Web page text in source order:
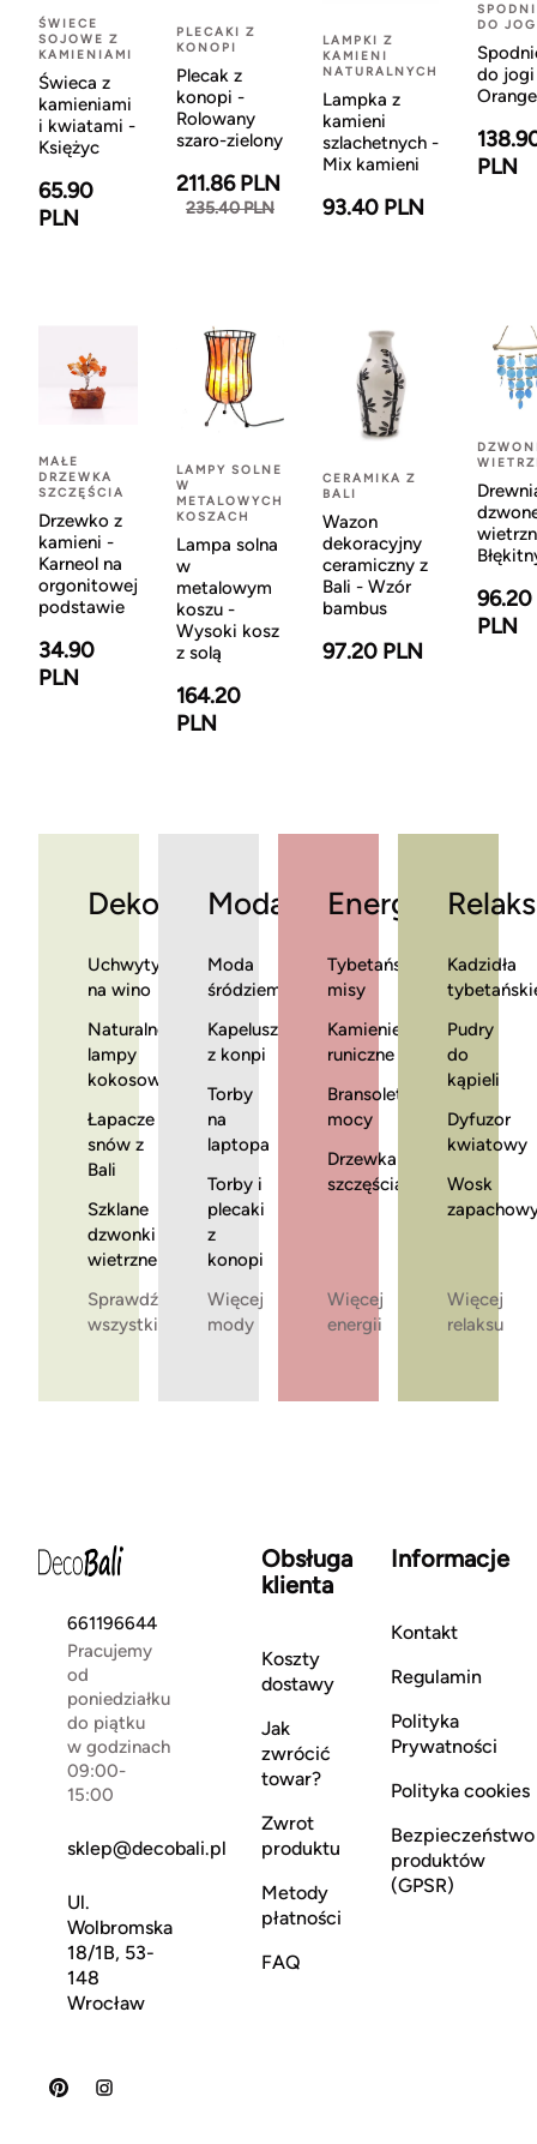
ŚWIECE
SOJOWE Z
KAMIENIAMI
Świeca z
kamieniami
i kwiatami -
Księżyc
65.90
PLN
PLECAKI Z
KONOPI
Plecak z
konopi -
Rolowany
szaro-zielony
211.86 PLN
235.40 PLN
LAMPKI Z
KAMIENI
NATURALNYCH
Lampka z
kamieni
szlachetnych -
Mix kamieni
93.40 PLN
DO
do
Orange
PLN
MAŁE
DRZEWKA
SZCZĘŚCIA
Drzewko z
kamieni -
Karneol na
orgonitowej
podstawie
34.90
PLN
LAMPY SOLNE
W
METALOWYCH
KOSZACH
Lampa solna
w
metalowym
koszu -
Wysoki kosz
z solą
164.20
PLN
CERAMIKA Z
BALI
Wazon
dekoracyjny
ceramiczny z
Bali - Wzór
bambus
97.20 PLN
96.20
PLN
Dekoracje
Uchwyty
na wino
Naturalne
lampy
kokosowe
Łapacze
snów z
Bali
Szklane
dzwonki
wietrzne
Sprawdź
wszystkie
Moda
Moda
śródziemnomorska
Kapelusze
z konpi
Torby
na
laptopa
Torby i
plecaki
z
konopi
Więcej
mody
Energia
Tybetańskie
misy
Kamienie
runiczne
Bransoletki
mocy
Drzewka
szczęścia
Więcej
energii
Relaks
Kadzidła
Pudry
do
kąpieli
Dyfuzor
kwiatowy
Wosk
Więcej
relaksu
661196644
Pracujemy
od
poniedziałku
do piątku
w godzinach
09:00-
15:00
sklep@decobali.pl
Ul.
Wolbromska
18/1B, 53-
148
Wrocław
Obsługa
klienta
Koszty
dostawy
Jak
zwrócić
towar?
Zwrot
produktu
Metody
płatności
FAQ
Informacje
Kontakt
Regulamin
Polityka
Prywatności
Polityka cookies
Bezpieczeństwo
produktów
(GPSR)